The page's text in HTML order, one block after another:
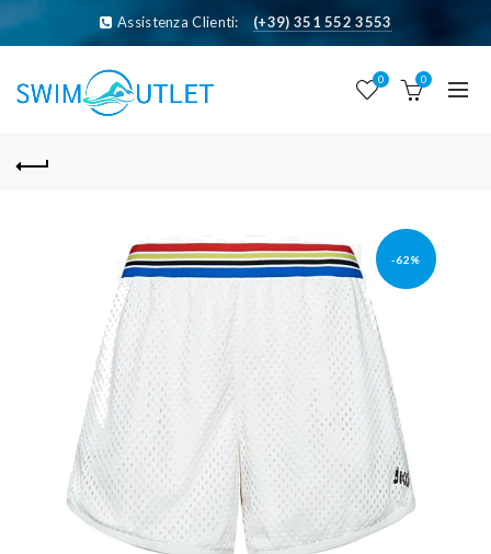
Assistenza Clienti: (+39) 351 552 3553
0 0
-62%